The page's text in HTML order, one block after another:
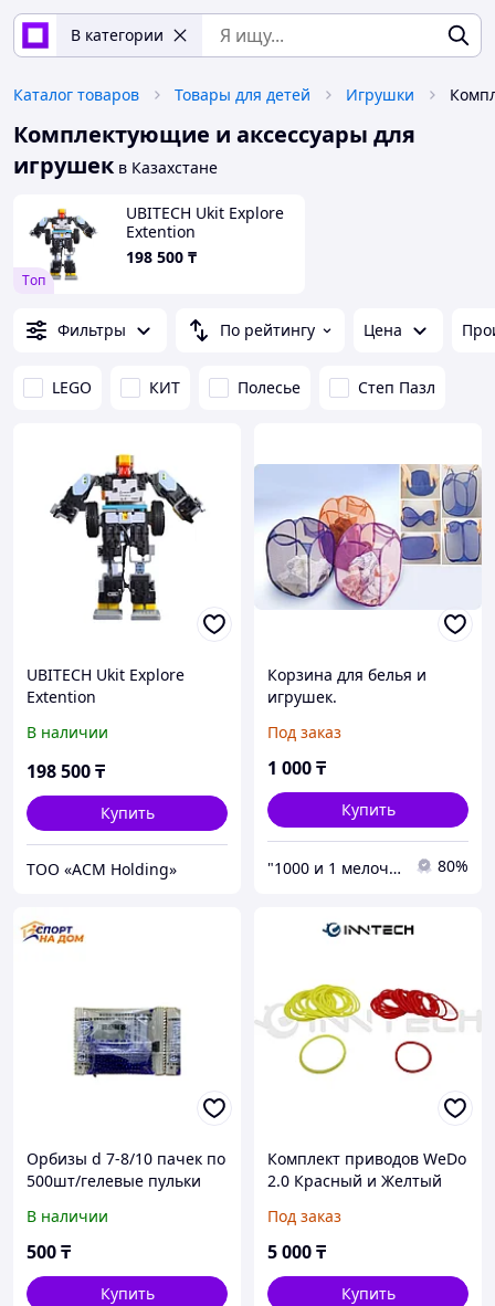
В категории
Каталог товаров Товары для детей Игрушки
Комплектующие и аксессуары для
игрушек в Казахстане
Tоп
UBITECH Ukit Explore
Extention
198 500 ₸
Фильтры По рейтингу Цена
LEGO КИТ Полесье Степ Пазл
UBITECH Ukit Explore
Extention
В наличии
198 500₸
Купить
ТОО «ACM Holding»
Корзина для белья и
игрушек.
Под заказ
1 000₸
Купить
"1000 и 1 мелочь!" 80%
Орбизы d 7-8/10 пачек по
500шт/гелевые пульки
В наличии
500₸
Купить
Комплект приводов WeDo
2.0 Красный и Желтый
Под заказ
5 000₸
Купить